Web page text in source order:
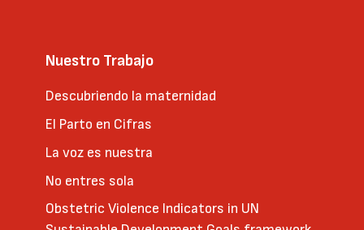
Nuestro Trabajo
Descubriendo la maternidad
El Parto en Cifras
La voz es nuestra
No entres sola
Obstetric Violence Indicators in UN